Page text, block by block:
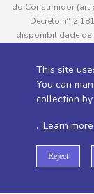
This site
You can
collection
. Learn more
Reject
do Consumidor
Decreto nº.
disponibilidade de
pedido do
cobrado. As fotos
divergência com